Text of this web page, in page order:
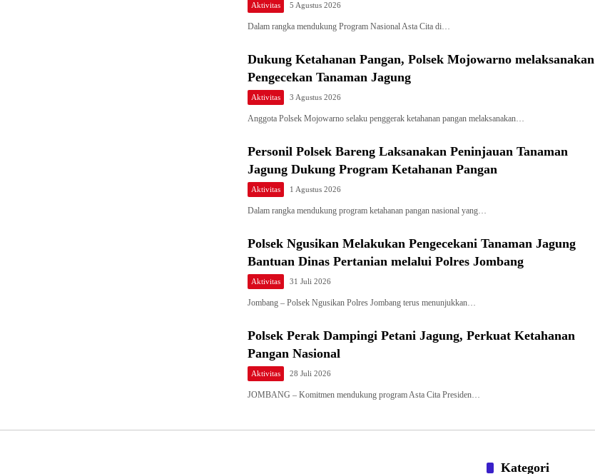
Aktivitas 5 Agustus 2026
Dalam rangka mendukung Program Nasional Asta Cita di…
Dukung Ketahanan Pangan, Polsek Mojowarno melaksanakan
Pengecekan Tanaman Jagung
Aktivitas 3 Agustus 2026
Anggota Polsek Mojowarno selaku penggerak ketahanan pangan melaksanakan…
Personil Polsek Bareng Laksanakan Peninjauan Tanaman
Jagung Dukung Program Ketahanan Pangan
Aktivitas 1 Agustus 2026
Dalam rangka mendukung program ketahanan pangan nasional yang…
Polsek Ngusikan Melakukan Pengecekani Tanaman Jagung
Bantuan Dinas Pertanian melalui Polres Jombang
Aktivitas 31 Juli 2026
Jombang – Polsek Ngusikan Polres Jombang terus menunjukkan…
Polsek Perak Dampingi Petani Jagung, Perkuat Ketahanan
Pangan Nasional
Aktivitas 28 Juli 2026
JOMBANG – Komitmen mendukung program Asta Cita Presiden…
Kategori